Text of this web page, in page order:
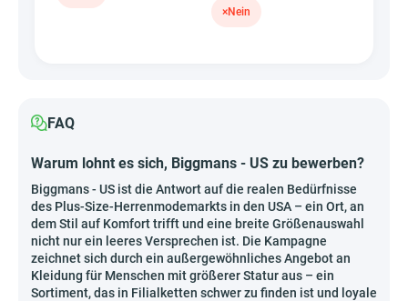
×Nein
FAQ
Warum lohnt es sich, Biggmans - US zu bewerben?
Biggmans - US ist die Antwort auf die realen Bedürfnisse
des Plus-Size-Herrenmodemarkts in den USA – ein Ort, an
dem Stil auf Komfort trifft und eine breite Größenauswahl
nicht nur ein leeres Versprechen ist. Die Kampagne
zeichnet sich durch ein außergewöhnliches Angebot an
Kleidung für Menschen mit größerer Statur aus – ein
Sortiment, das in Filialketten schwer zu finden ist und loyale